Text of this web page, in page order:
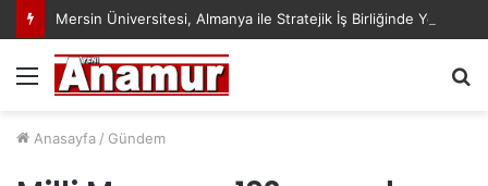
Menü
Anasayfa / Gündem